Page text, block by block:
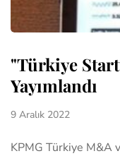
"Türkiye
Yayımlandı
9 Aralık 2022
KPMG Türkiye M&A